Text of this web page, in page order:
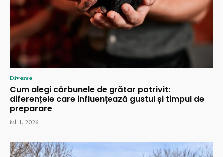
Diverse
Cum alegi cărbunele de grătar potrivit:
diferențele care influențează gustul și timpul de
preparare
iul. 1, 2026